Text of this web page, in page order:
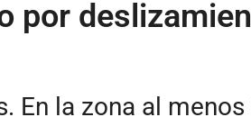
por
En la zona al